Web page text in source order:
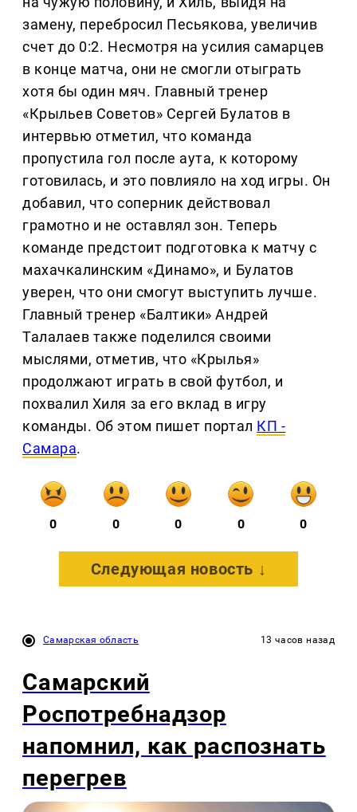
замену, перебросил Песьякова, увеличив
счет до 0:2. Несмотря на усилия самарцев
в конце матча, они не смогли отыграть
хотя бы один мяч. Главный тренер
«Крыльев Советов» Сергей Булатов в
интервью отметил, что команда
пропустила гол после аута, к которому
готовилась, и это повлияло на ход игры. Он
добавил, что соперник действовал
грамотно и не оставлял зон. Теперь
команде предстоит подготовка к матчу с
махачкалинским «Динамо», и Булатов
уверен, что они смогут выступить лучше.
Главный тренер «Балтики» Андрей
Талалаев также поделился своими
мыслями, отметив, что «Крылья»
продолжают играть в свой футбол, и
похвалил Хиля за его вклад в игру
команды. Об этом пишет портал КП -
Самара.
0 0 0 0 0
Следующая новость ↓
Самарская область 13 часов назад
Самарский
Роспотребнадзор
напомнил, как распознать
перегрев